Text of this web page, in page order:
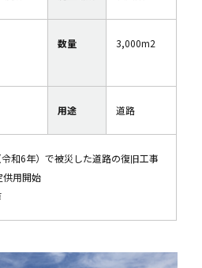
数量 3,000m2
用途 道路
和6年）で被災した道路の復旧工事
供用開始